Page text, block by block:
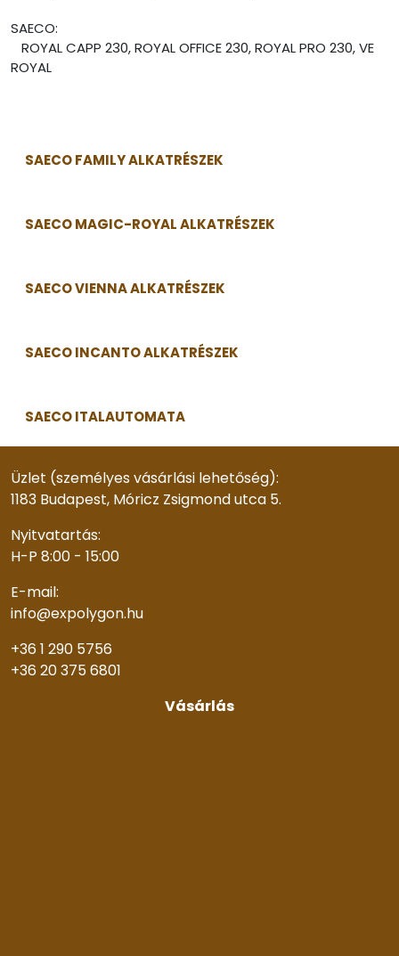
SAECO:
ROYAL CAPP 230, ROYAL OFFICE 230, ROYAL PRO 230, VE
ROYAL
SAECO FAMILY ALKATRÉSZEK
SAECO MAGIC-ROYAL ALKATRÉSZEK
SAECO VIENNA ALKATRÉSZEK
SAECO INCANTO ALKATRÉSZEK
SAECO ITALAUTOMATA
Üzlet (személyes vásárlási lehetőség):
1183 Budapest, Móricz Zsigmond utca 5.
Nyitvatartás:
H-P 8:00 - 15:00
E-mail:
info@expolygon.hu
+36 1 290 5756
+36 20 375 6801
Vásárlás